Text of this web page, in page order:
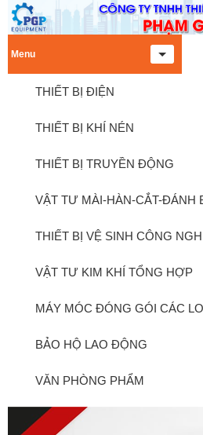
Menu
THIẾT BỊ ĐIỆN
THIẾT BỊ KHÍ NÉN
THIẾT BỊ TRUYỀN ĐỘNG
VẬT TƯ MÀI-HÀN-CẮT-ĐÁNH
THIẾT BỊ VỆ SINH CÔNG
VẬT TƯ KIM KHÍ TỔNG HỢP
MÁY MÓC ĐÓNG GÓI CÁC
BẢO HỘ LAO ĐỘNG
VĂN PHÒNG PHẨM